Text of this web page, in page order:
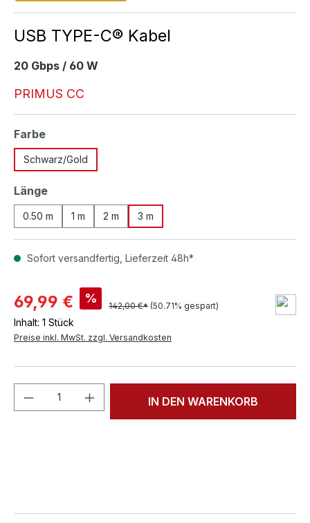
USB TYPE-C® Kabel
20 Gbps / 60 W
PRIMUS CC
Farbeauswählen
Schwarz/Gold
Längeauswählen
0.50 m 1 m 2 m 3 m
Sofort versandfertig, Lieferzeit 48h*
69,99 € %
142,00 €* (50.71% gespart)
Inhalt: 1 Stück
Preise inkl. MwSt. zzgl. Versandkosten
Produkt Anzahl: Gib denIN DEN WARENKORB